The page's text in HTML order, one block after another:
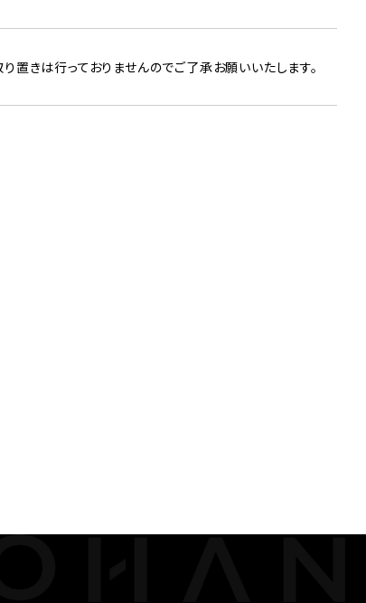
きは行っておりませんのでご了承お願いいたします。